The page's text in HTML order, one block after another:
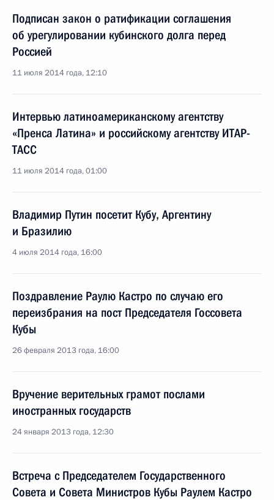
Подписан закон о ратификации соглашения
об урегулировании кубинского долга перед
Россией
11 июля 2014 года, 12:10
Интервью латиноамериканскому агентству
«Пренса Латина» и российскому агентству ИТАР-
ТАСС
11 июля 2014 года, 01:00
Владимир Путин посетит Кубу, Аргентину
и Бразилию
4 июля 2014 года, 16:00
Поздравление Раулю Кастро по случаю его
переизбрания на пост Председателя Госсовета
Кубы
26 февраля 2013 года, 16:00
Вручение верительных грамот послами
иностранных государств
24 января 2013 года, 12:30
Встреча с Председателем Государственного
Совета и Совета Министров Кубы Раулем Кастро